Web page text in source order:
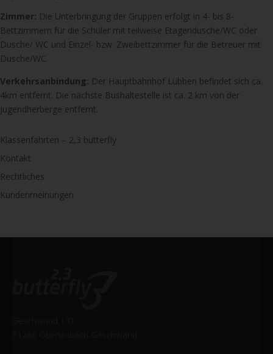
Zimmer: Die Unterbringung der Gruppen erfolgt in 4- bis 8-
Bettzimmern für die Schüler mit teilweise Etagendusche/WC oder
Dusche/ WC und Einzel- bzw. Zweibettzimmer für die Betreuer mit
Dusche/WC.
Verkehrsanbindung: Der Hauptbahnhof Lübben befindet sich ca.
4km entfernt. Die nächste Bushaltestelle ist ca. 2 km von der
Jugendherberge entfernt.
Klassenfahrten – 2,3 butterfly
Kontakt
Rechtliches
Kundenmeinungen